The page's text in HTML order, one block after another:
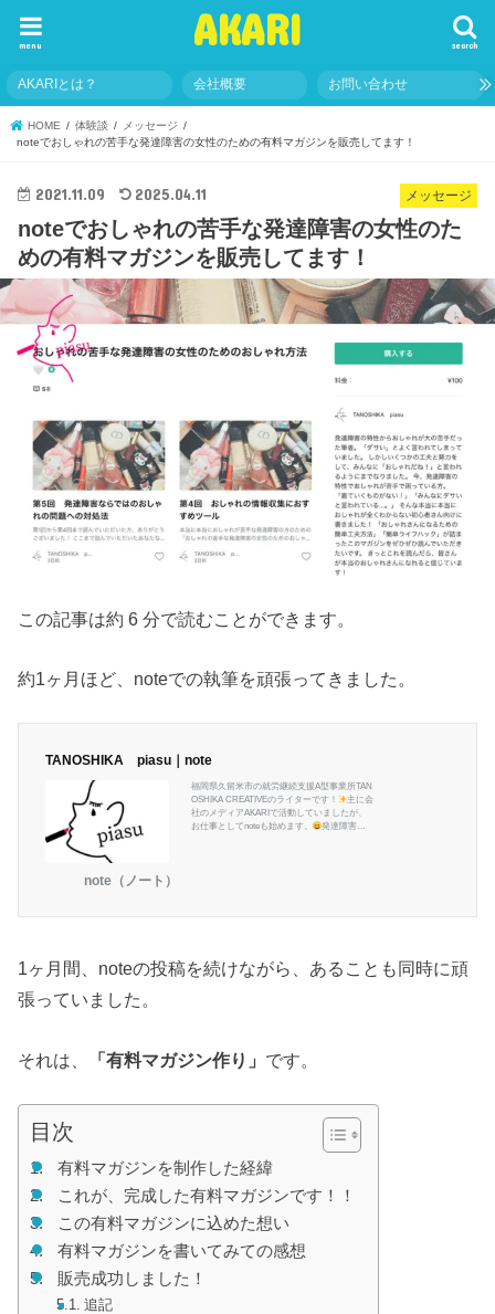
AKARI search
menu
AKARIとは？ 会社概要 お問い合わせ
HOME 体験談
メッセージ
noteでおしゃれの苦手な発達障害の女性のための有料マガジンを販売してます！
メッセージ
2021.11.09 2025.04.11
noteでおしゃれの苦手な発達障害の女性のた
めの有料マガジンを販売してます！
この記事は約 6 分で読むことができます。
約1ヶ月ほど、noteでの執筆を頑張ってきました。
TANOSHIKA piasu｜note
福岡県久留米市の就労継続支援A型事業所TAN
OSHIKA CREATIVEのライターです！
主に会
社のメディアAKARIで活動していましたが、
お仕事としてnoteも始めます。
発達障害と
note（ノート）
1ヶ月間、noteの投稿を続けながら、あることも同時に頑
張っていました。
それは、 「有料マガジン作り」 です。
目次
有料マガジンを制作した経緯
これが、完成した有料マガジンです！！
この有料マガジンに込めた想い
有料マガジンを書いてみての感想
販売成功しました！
追記